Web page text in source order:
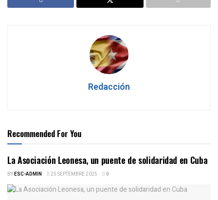
Redacción
Recommended For You
La Asociación Leonesa, un puente de solidaridad en Cuba
BYESC-ADMIN 25 SEPTEMBRE 2025 0